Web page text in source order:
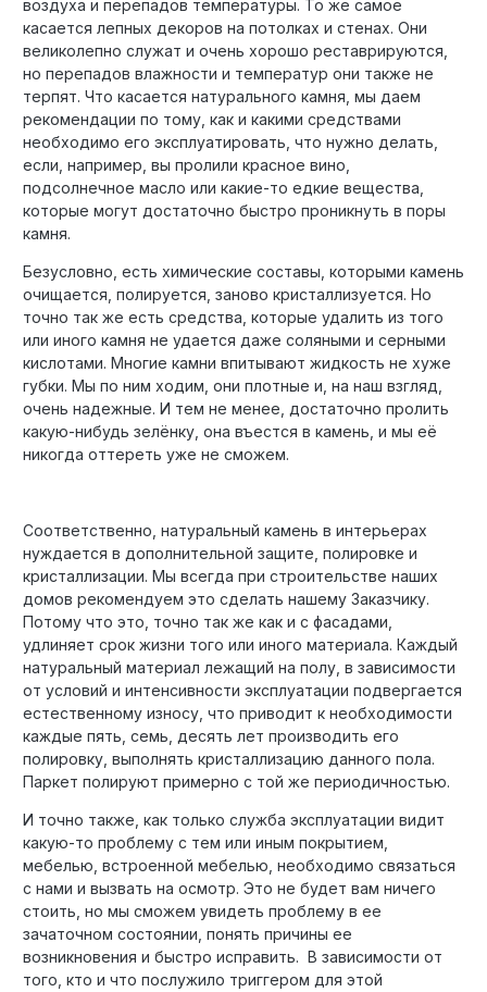
воздуха и перепадов температуры. То же самое
касается лепных декоров на потолках и стенах. Они
великолепно служат и очень хорошо реставрируются,
но перепадов влажности и температур они также не
терпят. Что касается натурального камня, мы даем
рекомендации по тому, как и какими средствами
необходимо его эксплуатировать, что нужно делать,
если, например, вы пролили красное вино,
подсолнечное масло или какие-то едкие вещества,
которые могут достаточно быстро проникнуть в поры
камня.
Безусловно, есть химические составы, которыми камень
очищается, полируется, заново кристаллизуется. Но
точно так же есть средства, которые удалить из того
или иного камня не удается даже соляными и серными
кислотами. Многие камни впитывают жидкость не хуже
губки. Мы по ним ходим, они плотные и, на наш взгляд,
очень надежные. И тем не менее, достаточно пролить
какую-нибудь зелёнку, она въестся в камень, и мы её
никогда оттереть уже не сможем.
Соответственно, натуральный камень в интерьерах
нуждается в дополнительной защите, полировке и
кристаллизации. Мы всегда при строительстве наших
домов рекомендуем это сделать нашему Заказчику.
Потому что это, точно так же как и с фасадами,
удлиняет срок жизни того или иного материала. Каждый
натуральный материал лежащий на полу, в зависимости
от условий и интенсивности эксплуатации подвергается
естественному износу, что приводит к необходимости
каждые пять, семь, десять лет производить его
полировку, выполнять кристаллизацию данного пола.
Паркет полируют примерно с той же периодичностью.
И точно также, как только служба эксплуатации видит
какую-то проблему с тем или иным покрытием,
мебелью, встроенной мебелью, необходимо связаться
с нами и вызвать на осмотр. Это не будет вам ничего
стоить, но мы сможем увидеть проблему в ее
зачаточном состоянии, понять причины ее
возникновения и быстро исправить. В зависимости от
того, кто и что послужило триггером для этой